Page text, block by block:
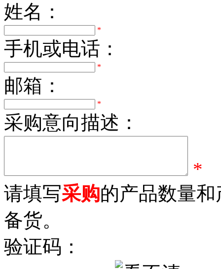
姓名：
*
手机或电话：
*
邮箱：
*
采购意向描述：
*
请填写采购的产品数量
备货。
验证码：